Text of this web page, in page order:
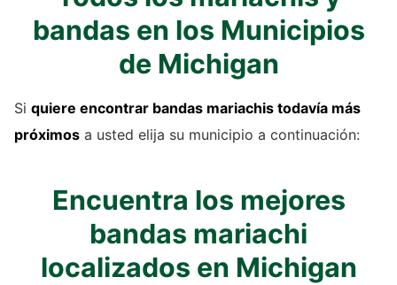
bandas en los Municipios
de Michigan
Si quiere encontrar bandas mariachis todavía más
próximos a usted elija su municipio a continuación:
Encuentra los mejores
bandas mariachi
localizados en Michigan